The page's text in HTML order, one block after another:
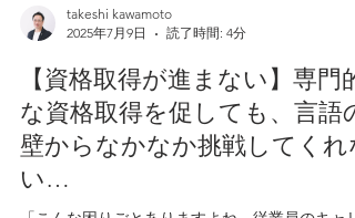
takeshi kawamoto
2025年7月9日
読了時間: 4分
【資格取得が進まない】専門的
な資格取得を促しても、言語の
壁からなかなか挑戦してくれ
い…